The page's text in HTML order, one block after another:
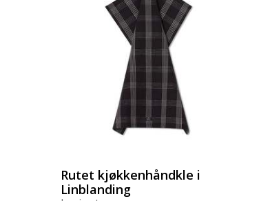
Rutet kjøkkenhåndkle i
Linblanding